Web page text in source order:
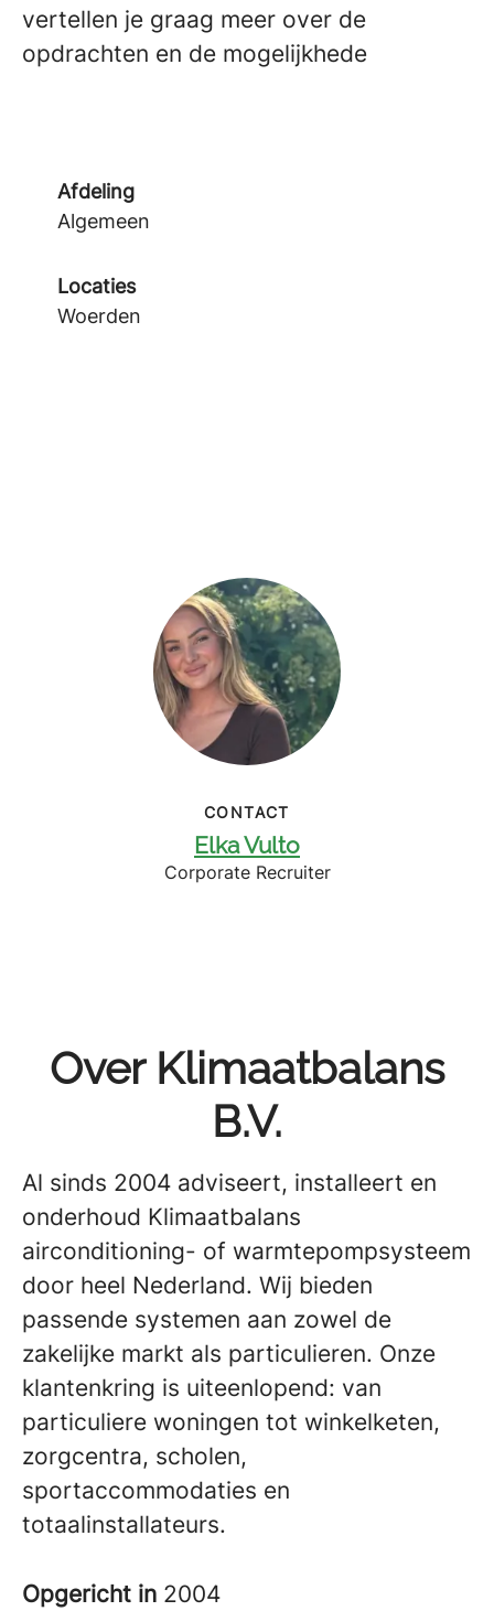
vertellen je graag meer over de
opdrachten en de mogelijkhede
Afdeling
Algemeen
Locaties
Woerden
CONTACT
Elka Vulto
Corporate Recruiter
Over Klimaatbalans
B.V.
Al sinds 2004 adviseert, installeert en
onderhoud Klimaatbalans
airconditioning- of warmtepompsysteem
door heel Nederland. Wij bieden
passende systemen aan zowel de
zakelijke markt als particulieren. Onze
klantenkring is uiteenlopend: van
particuliere woningen tot winkelketen,
zorgcentra, scholen,
sportaccommodaties en
totaalinstallateurs.
Opgericht in 2004